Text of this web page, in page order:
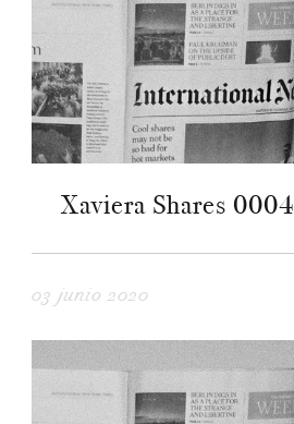
Xaviera Shares 0004
03 junio 2020